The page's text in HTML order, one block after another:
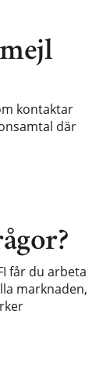
får du arbeta
marknaden,
kontaktar
där